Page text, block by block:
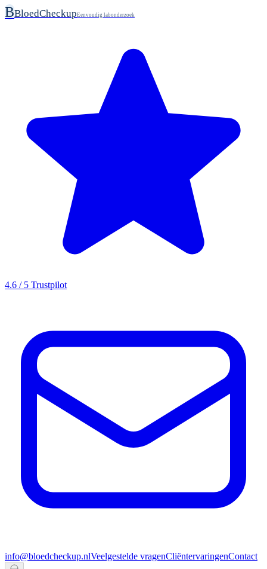
BBloedCheckupEenvoudig labonderzoek
4.6 / 5 Trustpilot
info@bloedcheckup.nlVeelgestelde vragenCliëntervaringenContact